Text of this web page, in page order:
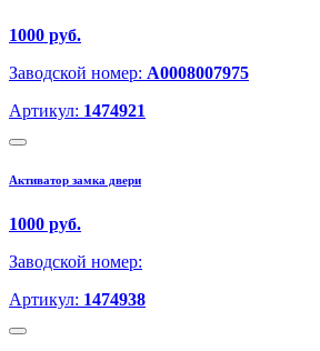
1000 руб.
Заводской номер: A0008007975
Артикул: 1474921
Активатор замка двери
1000 руб.
Заводской номер:
Артикул: 1474938